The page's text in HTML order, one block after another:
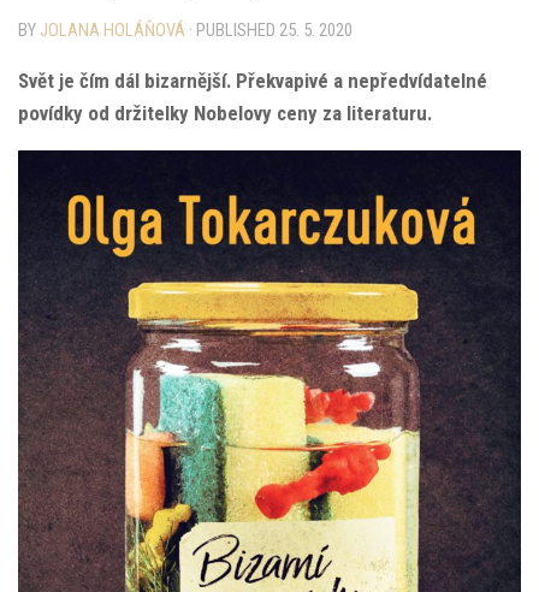
BY JOLANA HOLÁŇOVÁ · PUBLISHED 25. 5. 2020
Svět je čím dál bizarnější. Překvapivé a nepředvídatelné
povídky od držitelky Nobelovy ceny za literaturu.